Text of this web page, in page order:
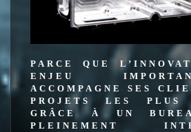
PARCE QUE
ENJEU
ACCOMPAGNE SES
PROJETS LES PLUS
GRÂCE À UN
PLEINEMENT